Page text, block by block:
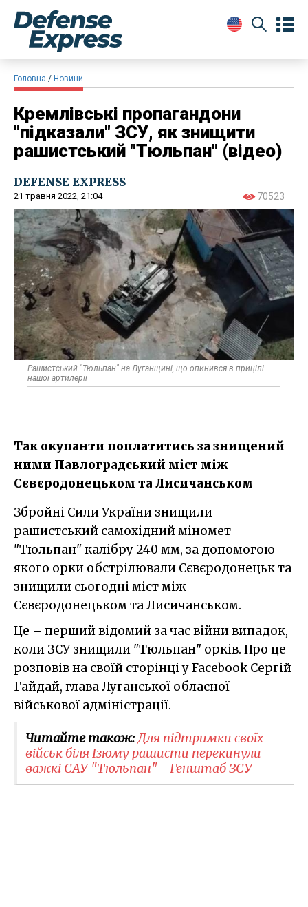
Головна Новини
Кремлівські пропагандони
"підказали" ЗСУ, як знищити
рашистський "Тюльпан" (відео)
DEFENSE EXPRESS
21 травня 2022, 21:04 70523
Рашистський "Тюльпан" на Луганщині, що опинився в прицілі
нашої артилерії
Так окупанти поплатитись за знищений
ними Павлоградський міст між
Сєвєродонецьком та Лисичанськом
Збройні Сили України знищили
рашистський самохідний міномет
"Тюльпан" калібру 240 мм, за допомогою
якого орки обстрілювали Сєвєродонецьк та
знищили сьогодні міст між
Сєвєродонецьком та Лисичанськом.
Це – перший відомий за час війни випадок,
коли ЗСУ знищили "Тюльпан" орків. Про це
розповів на своїй сторінці у Facebook Сергій
Гайдай, глава Луганської обласної
військової адміністрації.
Читайте також:Для підтримки своїх
військ біля Ізюму рашисти перекинули
важкі САУ "Тюльпан" - Генштаб ЗСУ